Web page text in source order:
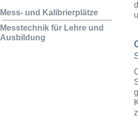
Mess- und Kalibrierplätze
Messtechnik für Lehre und
Ausbildung